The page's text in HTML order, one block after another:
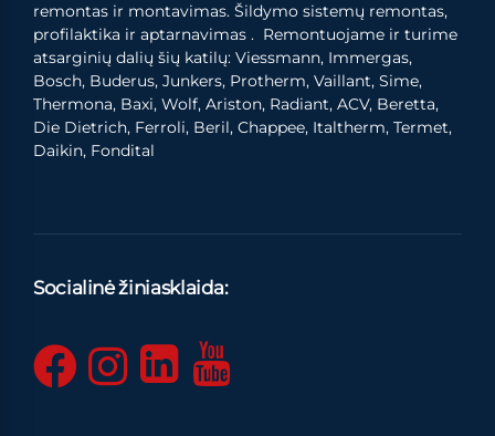
remontas ir montavimas. Šildymo sistemų remontas,
profilaktika ir aptarnavimas . Remontuojame ir turime
atsarginių dalių šių katilų: Viessmann, Immergas,
Bosch, Buderus, Junkers, Protherm, Vaillant, Sime,
Thermona, Baxi, Wolf, Ariston, Radiant, ACV, Beretta,
Die Dietrich, Ferroli, Beril, Chappee, Italtherm, Termet,
Daikin, Fondital
Socialinė žiniasklaida: